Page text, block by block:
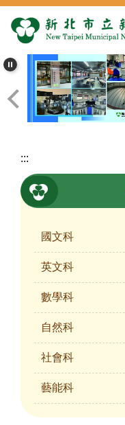
到
要
內
容
區
:::
國文科
英文科
數學科
自然科
社會科
藝能科